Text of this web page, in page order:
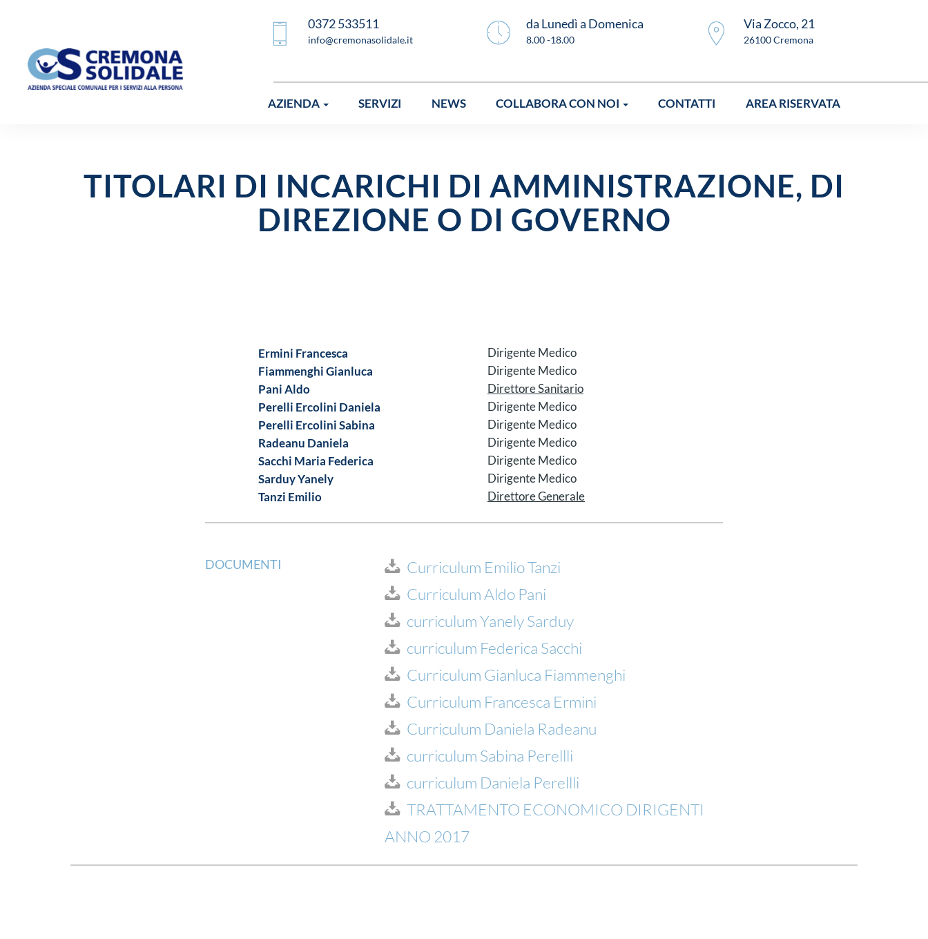
Via Zocco, 21
26100 Cremona
da Lunedì a Domenica
8.00 -18.00
0372 533511
info@cremonasolidale.it
AZIENDA SERVIZI NEWS COLLABORA CON NOI CONTATTI AREA RISERVATA
TITOLARI DI INCARICHI DI AMMINISTRAZIONE, DI
DIREZIONE O DI GOVERNO
Ermini Francesca Dirigente Medico
Fiammenghi Gianluca Dirigente Medico
Pani Aldo Direttore Sanitario
Perelli Ercolini Daniela Dirigente Medico
Perelli Ercolini Sabina Dirigente Medico
Radeanu Daniela Dirigente Medico
Sacchi Maria Federica Dirigente Medico
Sarduy Yanely Dirigente Medico
Tanzi Emilio Direttore Generale
DOCUMENTI
Curriculum Emilio Tanzi
Curriculum Aldo Pani
curriculum Yanely Sarduy
curriculum Federica Sacchi
Curriculum Gianluca Fiammenghi
Curriculum Francesca Ermini
Curriculum Daniela Radeanu
curriculum Sabina Perellli
curriculum Daniela Perellli
TRATTAMENTO ECONOMICO DIRIGENTI
ANNO 2017